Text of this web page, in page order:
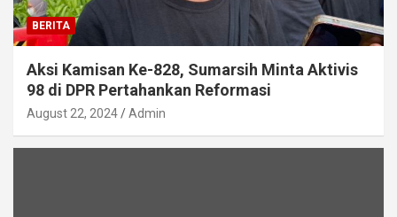
BERITA
Aksi Kamisan Ke-828, Sumarsih Minta Aktivis
98 di DPR Pertahankan Reformasi
August 22, 2024 Admin